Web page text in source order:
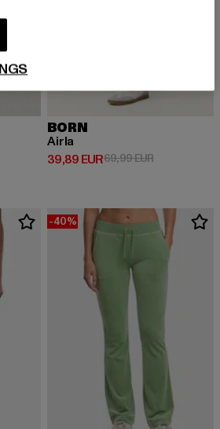
EUR 59,99 EUR
BORN
Airla
39,89 EUR
Ajankohtainen hinta: 39,89 EUR
69,99 EUR
-40%